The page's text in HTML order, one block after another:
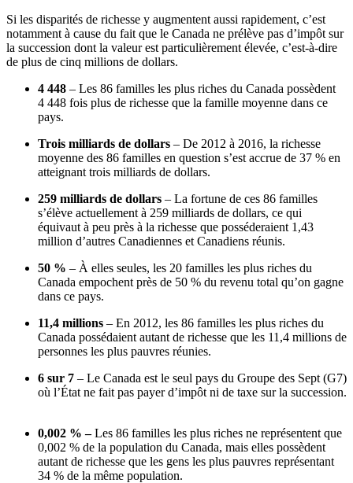
Si les disparités de richesse y augmentent aussi rapidement, c’est
notamment à cause du fait que le Canada ne prélève pas d’impôt sur
la succession dont la valeur est particulièrement élevée, c’est-à-dire
de plus de cinq millions de dollars.
4 448 – Les 86 familles les plus riches du Canada possèdent
4 448 fois plus de richesse que la famille moyenne dans ce
pays.
Trois milliards de dollars – De 2012 à 2016, la richesse
moyenne des 86 familles en question s’est accrue de 37 % en
atteignant trois milliards de dollars.
259 milliards de dollars – La fortune de ces 86 familles
s’élève actuellement à 259 milliards de dollars, ce qui
équivaut à peu près à la richesse que posséderaient 1,43
million d’autres Canadiennes et Canadiens réunis.
50 % – À elles seules, les 20 familles les plus riches du
Canada empochent près de 50 % du revenu total qu’on gagne
dans ce pays.
11,4 millions – En 2012, les 86 familles les plus riches du
Canada possédaient autant de richesse que les 11,4 millions de
personnes les plus pauvres réunies.
6 sur 7 – Le Canada est le seul pays du Groupe des Sept (G7)
où l’État ne fait pas payer d’impôt ni de taxe sur la succession.
0,002 % –Les 86 familles les plus riches ne représentent que
0,002 % de la population du Canada, mais elles possèdent
autant de richesse que les gens les plus pauvres représentant
34 % de la même population.